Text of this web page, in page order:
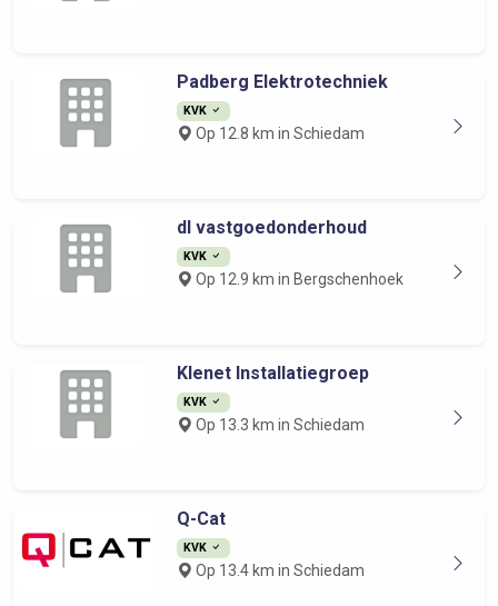
Padberg Elektrotechniek
KVK
Op 12.8 km in Schiedam
dl vastgoedonderhoud
KVK
Op 12.9 km in Bergschenhoek
Klenet Installatiegroep
KVK
Op 13.3 km in Schiedam
Q-Cat
KVK
Op 13.4 km in Schiedam